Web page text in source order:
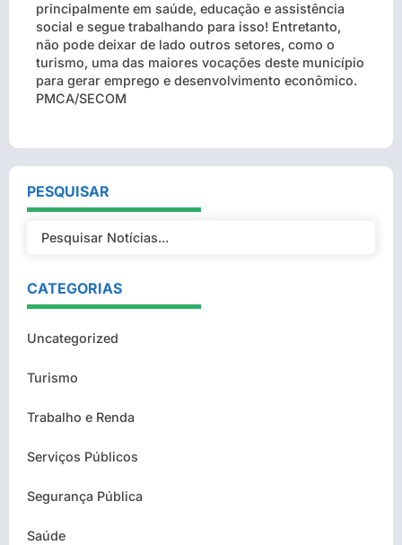
principalmente em saúde, educação e assistência
social e segue trabalhando para isso! Entretanto,
não pode deixar de lado outros setores, como o
turismo, uma das maiores vocações deste município
para gerar emprego e desenvolvimento econômico.
PMCA/SECOM
PESQUISAR
CATEGORIAS
Uncategorized
Turismo
Trabalho e Renda
Serviços Públicos
Segurança Pública
Saúde